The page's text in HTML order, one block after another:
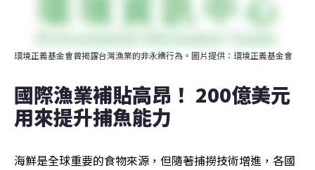
環境正義基金會曾揭露台灣漁業的非永續行為。圖片提供：環境正義基金會
國際漁業補貼高昂！ 200億美元
用來提升捕魚能力
海鮮是全球重要的食物來源，但隨著捕撈技術增進，各國